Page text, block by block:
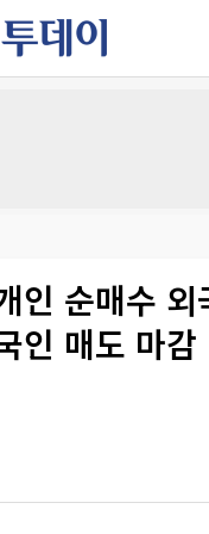
순매수 외
인 매도 마감